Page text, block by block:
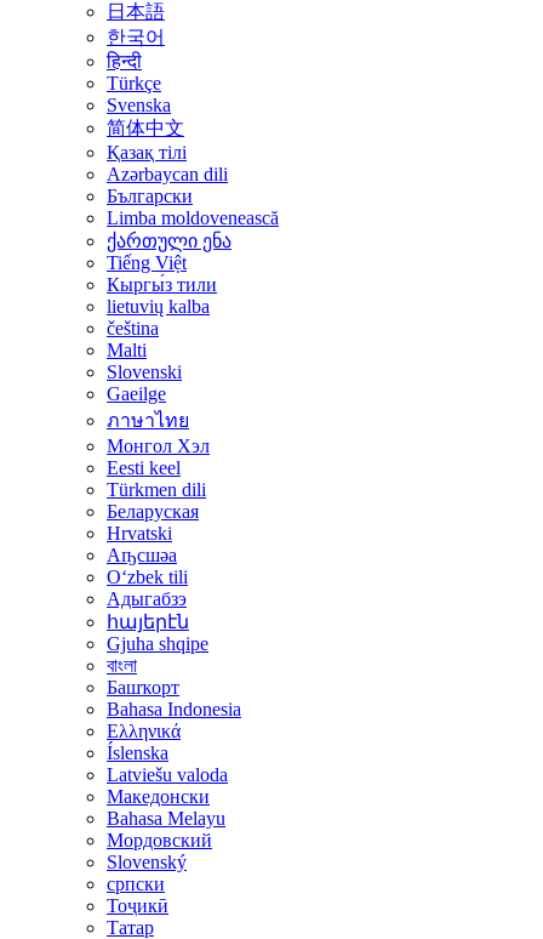
日本語
한국어
हिन्दी
Türkçe
Svenska
简体中文
Қазақ тілі
Azərbaycan dili
Български
Limba moldovenească
ქართული ენა
Tiếng Việt
Кыргы́з тили
lietuvių kalba
čeština
Malti
Slovenski
Gaeilge
ภาษาไทย
Монгол Хэл
Eesti keel
Türkmen dili
Беларуская
Hrvatski
Аҧсшәа
Oʻzbek tili
Адыгабзэ
հայերէն
Gjuha shqipe
বাংলা
Башҡорт
Bahasa Indonesia
Ελληνικά
Íslenska
Latviešu valoda
Македонски
Bahasa Melayu
Мордовский
Slovenský
српски
Тоҷикӣ
Татар